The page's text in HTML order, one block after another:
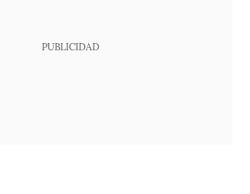
PUBLICIDAD